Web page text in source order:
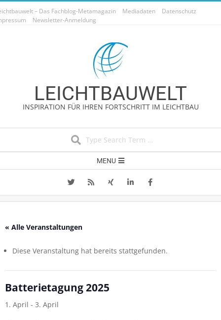
Skip
to
– Das Fachblog-Metamagazin Mediadaten
Datenschutz
Newsletter-Anmeldung
LEICHTBAUWELT
INSPIRATION FÜR IHREN FORTSCHRITT IM LEICHTBAU
Navigation
MENU
« Alle Veranstaltungen
Diese Veranstaltung hat bereits stattgefunden.
Batterietagung 2025
1. April - 3. April